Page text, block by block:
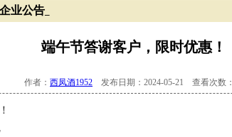
企业公告
端午节答谢客户，限时优惠！
作者： 西凤酒1952 发布日期：2024-05-21 查看次数：